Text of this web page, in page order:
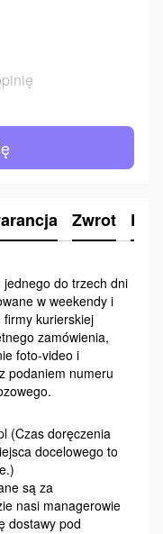
Zwrot
do trzech dni
w weekendy i
firmy kurierskiej
zamówienia,
foto-video i
podaniem numeru
(Czas doręczenia
docelowego to
są za
nasi managerowie
dostawy pod